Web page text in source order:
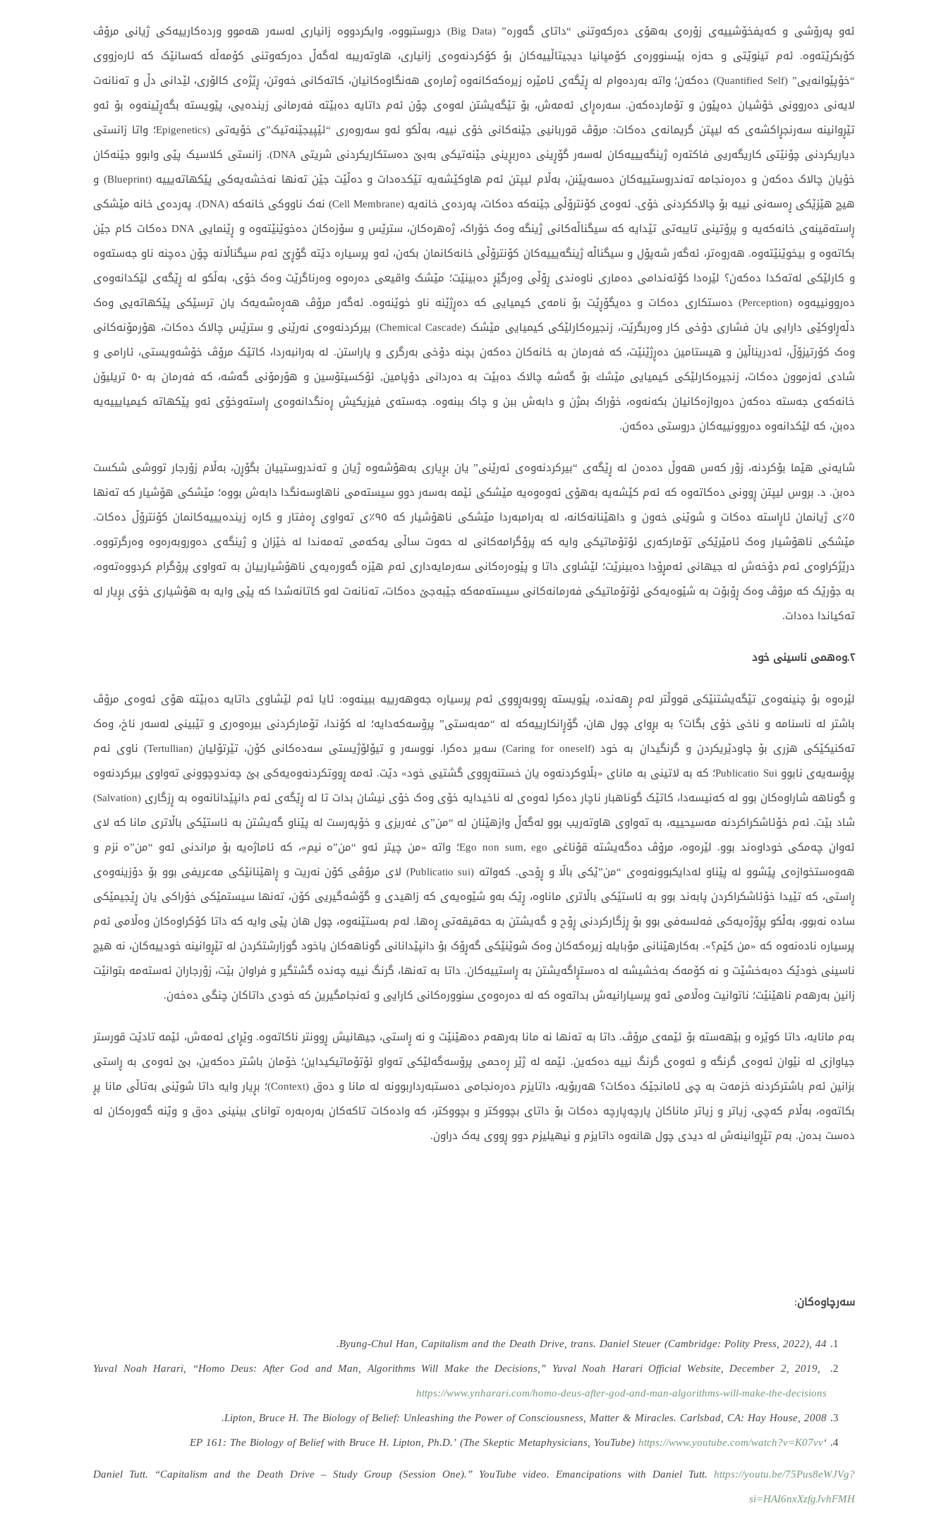
ئەو پەرۆشی و کەیفخۆشییەی زۆرەی بەهۆی دەرکەوتنی “داتای گەورە” (Big Data) دروستبووە، وایکردووە زانیاری لەسەر هەموو وردەکارییەکی ژیانی مرۆڤ
کۆبکرێتەوە. ئەم تینوێتی و حەزە بێسنوورەی کۆمپانیا دیجیتاڵییەکان بۆ کۆکردنەوەی زانیاری، هاوتەریبە لەگەڵ دەرکەوتنی کۆمەڵە کەسانێک کە ئارەزووی
“خۆپێوانەیی” (Quantified Self) دەکەن؛ واتە بەردەوام لە ڕێگەی ئامێرە زیرەکەکانەوە ژمارەی هەنگاوەکانیان، کاتەکانی خەوتن، ڕێژەی کالۆری، لێدانی دڵ و تەنانەت
لایەنی دەروونی خۆشیان دەپێون و تۆماردەکەن. سەرەڕای ئەمەش، بۆ تێگەیشتن لەوەی چۆن ئەم داتایە دەبێتە فەرمانی زیندەیی، پێویستە بگەڕێینەوە بۆ ئەو
تێڕوانینە سەرنجڕاکشەی کە لیپتن گریمانەی دەکات: مرۆڤ قوربانیی جێنەکانی خۆی نییە، بەڵکو ئەو سەروەری “ئێپیجێنەتیک”ی خۆیەتی (Epigenetics؛ واتا زانستی
دیاریکردنی چۆنێتی کاریگەریی فاکتەرە ژینگەیییەکان لەسەر گۆڕینی دەربڕینی جێنەتیکی بەبێ دەستکاریکردنی شریتی DNA). زانستی کلاسیک پێی وابوو جێنەکان
خۆیان چالاک دەکەن و دەرەنجامە تەندروستییەکان دەسەپێنن، بەڵام لیپتن ئەم هاوکێشەیە تێکدەدات و دەڵێت جێن تەنها نەخشەیەکی پێکهاتەیییە (Blueprint) و
هیچ هێزێکی ڕەسەنی نییە بۆ چالاککردنی خۆی. ئەوەی کۆنترۆڵی جێنەکە دەکات، پەردەی خانەیە (Cell Membrane) نەک ناووکی خانەکە (DNA). پەردەی خانە مێشکی
ڕاستەقینەی خانەکەیە و پرۆتینی تایبەتی تێدایە کە سیگناڵەکانی ژینگە وەک خۆراک، ژەهرەکان، سترێس و سۆزەکان دەخوێنێتەوە و ڕێنمایی DNA دەکات کام جێن
بکاتەوە و بیخوێنێتەوە. هەروەتر، ئەگەر شەپۆل و سیگناڵە ژینگەیییەکان کۆنترۆڵی خانەکانمان بکەن، ئەو پرسیارە دێتە گۆڕێ ئەم سیگناڵانە چۆن دەچنە ناو جەستەوە
و كارلێكی لەتەكدا دەكەن؟ لێرەدا کۆئەندامی دەماری ناوەندی ڕۆڵی وەرگێڕ دەبینێت؛ مێشک واقیعی دەرەوە وەرناگرێت وەک خۆی، بەڵکو لە ڕێگەی لێکدانەوەی
دەروونییەوە (Perception) دەستکاری دەکات و دەیگۆڕێت بۆ نامەی کیمیایی کە دەڕژێنە ناو خوێنەوە. ئەگەر مرۆڤ هەڕەشەیەک یان ترسێکی پێکهاتەیی وەک
دڵەڕاوکێی دارایی یان فشاری دۆخی کار وەربگرێت، زنجیرەکارلێکی کیمیایی مێشک (Chemical Cascade) بیركردنەوەی نەرێنی و سترێس چالاک دەکات، هۆرمۆنەکانی
وەک کۆرتیزۆڵ، ئەدریناڵین و هیستامین دەڕژێنێت، کە فەرمان بە خانەکان دەکەن بچنە دۆخی بەرگری و پاراستن. لە بەرانبەردا، کاتێک مرۆڤ خۆشەویستی، ئارامی و
شادی ئەزموون دەکات، زنجیرەکارلێکی کیمیایی مێشك بۆ گەشە چالاک دەبێت بە دەردانی دۆپامین, ئۆکسیتۆسین و هۆرمۆنی گەشە، کە فەرمان بە ٥٠ تریلیۆن
خانەکەی جەستە دەکەن دەروازەکانیان بکەنەوە، خۆراک بمژن و دابەش ببن و چاک ببنەوە. جەستەی فیزیکیش ڕەنگدانەوەی ڕاستەوخۆی ئەو پێکهاتە کیمیایییەیە
دەبن، کە لێکدانەوە دەروونییەکان دروستی دەکەن.
شایەنی ھێما بۆكردنە، زۆر کەس هەوڵ دەدەن لە ڕێگەی “بیرکردنەوەی ئەرێنی” یان بڕیاری بەهۆشەوە ژیان و تەندروستییان بگۆڕن، بەڵام زۆرجار تووشی شکست
دەبن. د. بروس لیپتن ڕوونی دەکاتەوە کە ئەم کێشەیە بەهۆی ئەوەوەیە مێشکی ئێمە بەسەر دوو سیستەمی ناهاوسەنگدا دابەش بووە؛ مێشکی هۆشیار کە تەنها
٥٪ی ژیانمان ئاڕاستە دەکات و شوێنی خەون و داهێنانەکانە، لە بەرامبەردا مێشکی ناهۆشیار کە ٩٥٪ی تەواوی ڕەفتار و کارە زیندەیییەکانمان کۆنترۆڵ دەکات.
مێشکی ناهۆشیار وەک ئامێرێکی تۆمارکەری ئۆتۆماتیکی وایە کە پرۆگرامەکانی لە حەوت ساڵی یەکەمی تەمەندا لە خێزان و ژینگەی دەوروبەرەوە وەرگرتووە.
درێژکراوەی ئەم دۆخەش لە جیهانی ئەمڕۆدا دەبینرێت؛ لێشاوی داتا و پێوەرەکانی سەرمایەداری ئەم هێزە گەورەیەی ناهۆشیارییان بە تەواوی پرۆگرام کردووەتەوە،
بە جۆرێک کە مرۆڤ وەک ڕۆبۆت بە شێوەیەکی ئۆتۆماتیکی فەرمانەکانی سیستەمەکە جێبەجێ دەکات، تەنانەت لەو کاتانەشدا كە پێی وایە بە هۆشیاری خۆی بڕیار لە
تەکیاندا دەدات.
٢.وەهمی ناسینی خود
لێرەوە بۆ چنینەوەی تێگەیشتنێکی قووڵتر لەم ڕهەندە، پێویستە ڕووبەڕووی ئەم پرسیارە جەوهەرییە ببینەوە: ئایا ئەم لێشاوی داتایە دەبێتە هۆی ئەوەی مرۆڤ
باشتر لە ناسنامە و ناخی خۆی بگات؟ بە بڕوای چول هان، گۆڕانکارییەکە لە “مەبه‌ستی” پرۆسەکەدایە؛ لە کۆندا، تۆمارکردنی بیرەوەری و تێبینی لەسەر ناخ، وەک
تەکنیکێکی ھزری بۆ چاودێریکردن و گرنگیدان بە خود (Caring for oneself) سەیر دەکرا. نووسەر و تیۆلۆژیستی سەدەکانی کۆن، تێرتۆلیان (Tertullian) ناوی ئەم
پڕۆسەیەی نابوو Publicatio Sui؛ کە بە لاتینی بە مانای «بڵاوکردنەوە یان خستنەڕووی گشتیی خود» دێت. ئەمە ڕووتکردنەوەیەکی بێ چەندوچوونی تەواوی بیرکردنەوە
و گوناهە شاراوەکان بوو لە کەنیسەدا، کاتێک گوناهبار ناچار دەکرا ئەوەی لە ناخیدایە خۆی وەک خۆی نیشان بدات تا لە ڕێگەی ئەم دانپێدانانەوە بە ڕزگاری (Salvation)
شاد بێت. ئەم خۆئاشکراکردنە مەسیحییە، بە تەواوی هاوتەریب بوو لەگەڵ وازهێنان لە “من”ی غەریزی و خۆپەرست لە پێناو گەیشتن بە ئاستێکی باڵاتری مانا کە لای
ئەوان چەمکی خوداوەند بوو. لێرەوە، مرۆڤ دەگەیشتە قۆناغی Ego non sum, ego؛ واتە «من چیتر ئەو “من”ە نیم»، کە ئاماژەیە بۆ مراندنی ئەو “من”ە نزم و
ھەوەستخوازەی پێشوو لە پێناو لەدایکبوونەوەی “من”ێکی باڵا و ڕۆحی. کەواتە (Publicatio sui) لای مرۆڤی کۆن نەریت و ڕاهێنانێکی مەعریفی بوو بۆ دۆزینەوەی
ڕاستی، کە تێیدا خۆئاشکراکردن پابەند بوو بە ئاستێکی باڵاتری ماناوە، ڕێک بەو شێوەیەی کە زاهیدی و گۆشەگیریی کۆن، تەنها سیستمێکی خۆراکی یان ڕێجیمێکی
سادە نەبوو، بەڵکو پڕۆژەیەکی فەلسەفی بوو بۆ ڕزگارکردنی ڕۆح و گەیشتن بە حەقیقەتی ڕەها. لەم بەستێنەوە، چول هان پێی وایە کە داتا کۆکراوەکان وەڵامی ئەم
پرسیارە نادەنەوە کە «من کێم؟». بەکارهێنانی مۆبایلە زیرەکەکان وەک شوێنێکی گەڕۆک بۆ دانپێدانانی گوناهەکان یاخود گوزارشتکردن لە تێڕوانینە خودییەکان، نە هیچ
ناسینی خودێک دەبەخشێت و نە کۆمەک بەخشیشە لە دەستڕاگەیشتن بە ڕاستییەکان. داتا بە تەنها، گرنگ نییە چەندە گشتگیر و فراوان بێت، زۆرجاران ئەستەمە بتوانێت
زانین بەرهەم ناهێنێت؛ ناتوانیت وەڵامی ئەو پرسیارانیەش بداتەوە کە لە دەرەوەی سنوورەکانی کارایی و ئەنجامگیرین کە خودی داتاکان چنگی دەخەن.
بەم مانایە، داتا کوێرە و بێهەستە بۆ ئێمەی مرۆڤ. داتا بە تەنها نە مانا بەرهەم دەهێنێت و نە ڕاستی، جیهانیش ڕوونتر ناکاتەوە. وێڕای ئەمەش، ئێمە تادێت قورستر
جیاوازی لە نێوان ئەوەی گرنگە و ئەوەی گرنگ نییە دەکەین. ئێمە لە ژێر ڕەحمی پرۆسەگەلێکی تەواو ئۆتۆماتیکیداین؛ خۆمان باشتر دەکەین، بێ ئەوەی بە ڕاستی
بزانین ئەم باشترکردنە خزمەت بە چی ئامانجێک دەکات؟ هەربۆیە، داتایزم دەرەنجامی دەستبەرداربوونە لە مانا و دەق (Context)؛ بڕیار وایە داتا شوێنی بەتاڵی مانا پڕ
بکاتەوە، بەڵام کەچی، زیاتر و زیاتر ماناکان پارچەپارچە دەکات بۆ داتای بچووکتر و بچووکتر، کە وادەکات تاکەکان بەرەبەرە توانای بینینی دەق و وێنە گەورەکان لە
دەست بدەن. بەم تێڕوانینەش لە دیدی چول هانەوە داتایزم و نیهیلیزم دوو ڕووی یەک دراون.
سەرچاوەکان:
Byung-Chul Han, Capitalism and the Death Drive, trans. Daniel Steuer (Cambridge: Polity Press, 2022), 44.
Yuval Noah Harari, “Homo Deus: After God and Man, Algorithms Will Make the Decisions,” Yuval Noah Harari Official Website, December 2, 2019,
https://www.ynharari.com/homo-deus-after-god-and-man-algorithms-will-make-the-decisions
Lipton, Bruce H. The Biology of Belief: Unleashing the Power of Consciousness, Matter & Miracles. Carlsbad, CA: Hay House, 2008.
‘EP 161: The Biology of Belief with Bruce H. Lipton, Ph.D.’ (The Skeptic Metaphysicians, YouTube)
https://www.youtube.com/watch?v=K07vv
Daniel Tutt. “Capitalism and the Death Drive – Study Group (Session One).” YouTube video. Emancipations with Daniel Tutt. https://youtu.be/75Pus8eWJVg?
si=HAI6nxXzfgJvhFMH